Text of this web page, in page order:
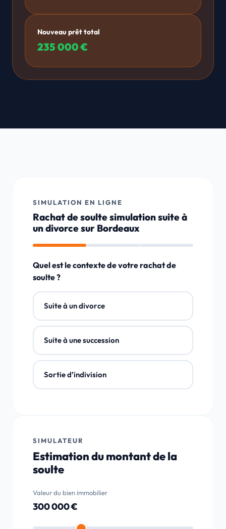
Nouveau prêt total
235 000 €
SIMULATION EN LIGNE
Rachat de soulte simulation suite à
un divorce sur Bordeaux
Quel est le contexte de votre rachat de
soulte ?
Suite à un divorce
Suite à une succession
Sortie d’indivision
SIMULATEUR
Estimation du montant de la
soulte
Valeur du bien immobilier
300 000 €